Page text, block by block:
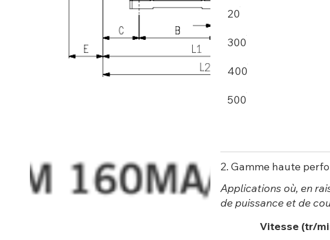
20
300
400
500
2. Gamme haute
Applications où, en
de puissance et de
Vitesse (tr/